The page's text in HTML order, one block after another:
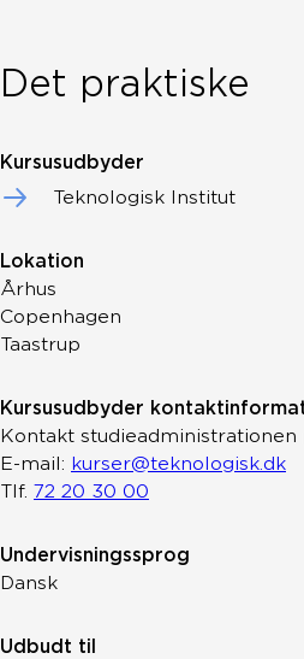
Det praktiske
Kursusudbyder
Teknologisk Institut
Lokation
Århus
Copenhagen
Taastrup
Kursusudbyder
Kontakt
E-mail: kurser@teknologisk.dk
Tlf. 72 20 30 00
Undervisningssprog
Dansk
Udbudt til